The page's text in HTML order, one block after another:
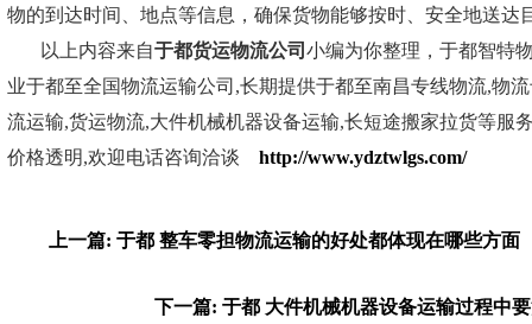
物的到达时间、地点等信息，确保货物能够按时、安全地送达
以上内容来自于都货运物流公司 小编为你整理，于都智特
业于都至全国物流运输公司,长期提供于都至南昌专线物流,物
流运输,货运物流,大件机械机器设备运输,长短途搬家拉货等服
价格透明,欢迎电话咨询洽谈 http://www.ydztwlgs.com/
上一篇: 于都 整车零担物流运输的好处都体现在哪些方面
下一篇: 于都 大件机械机器设备运输过程中